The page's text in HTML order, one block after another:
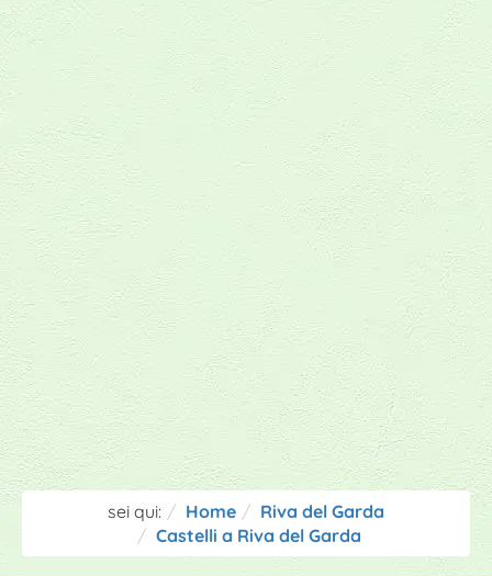
sei qui: Home
Riva del Garda
Castelli a Riva del Garda